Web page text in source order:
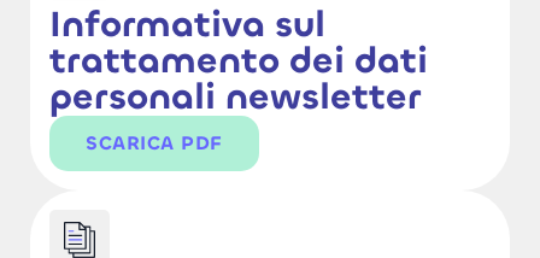
Informativa sul
trattamento dei dati
personali newsletter
SCARICA PDF